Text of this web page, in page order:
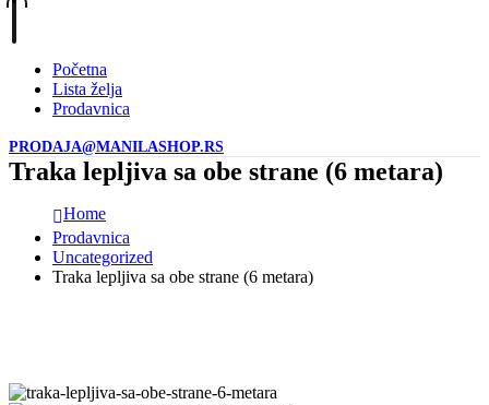
Početna
Lista želja
Prodavnica
PRODAJA@MANILASHOP.RS
Traka lepljiva sa obe strane (6 metara)
Home
Prodavnica
Uncategorized
Traka lepljiva sa obe strane (6 metara)